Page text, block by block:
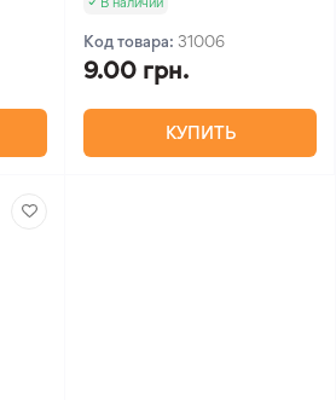
Код товара: 31006
9.00 грн.
КУПИТЬ